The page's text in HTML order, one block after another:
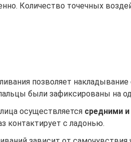
Количество точечных
позволяет накладывание
были зафиксированы на
осуществляется средними
контактирует с ладонью.